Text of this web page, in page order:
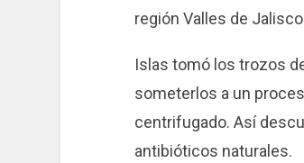
región Valles de
Islas tomó los trozos
someterlos a un
centrifugado. Así
antibióticos naturales.